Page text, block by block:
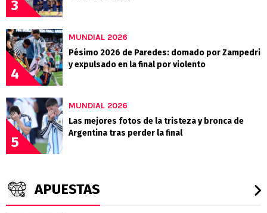
3
4
MUNDIAL 2026
Pésimo 2026 de Paredes: domado por Zampedri
y expulsado en la final por violento
5
MUNDIAL 2026
Las mejores fotos de la tristeza y bronca de
Argentina tras perder la final
APUESTAS